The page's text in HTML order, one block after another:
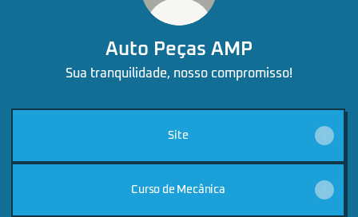
Auto Peças AMP
Sua tranquilidade, nosso compromisso!
Site
Curso de Mecânica